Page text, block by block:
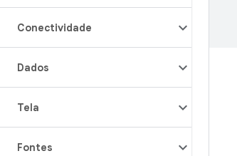
Conectividade
Dados
Tela
Fontes